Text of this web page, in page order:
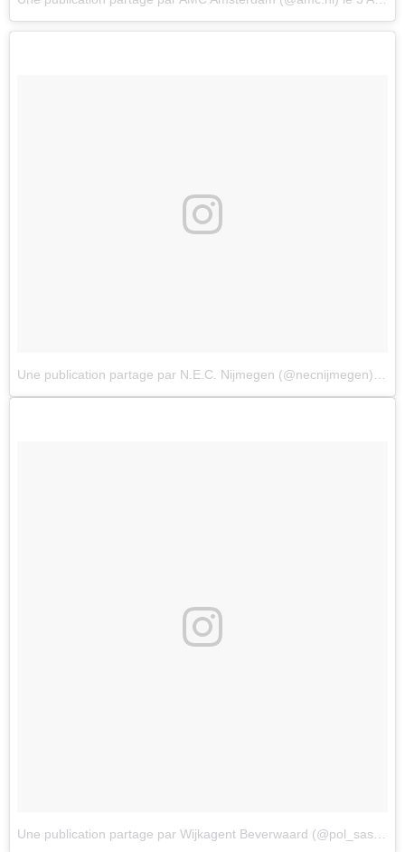
Une publication partage par N.E.C. Nijmegen (@necnijmegen)
le
Une publication partage par Wijkagent Beverwaard (@pol_saskia)